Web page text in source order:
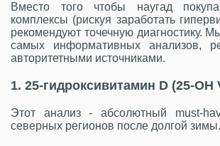
Вместо того чтобы наугад
комплексы (рискуя заработать
рекомендуют точечную диагностику.
самых информативных анализов,
авторитетными источниками.
1. 25-гидроксивитамин D (25-OH
Этот анализ - абсолютный must-
северных регионов после долгой зимы.